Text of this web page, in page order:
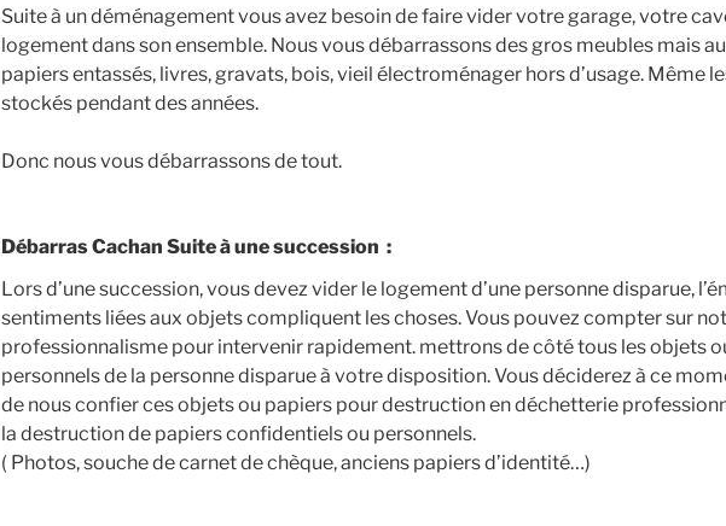
Suite à un déménagement vous avez besoin de faire vider votre garage, votre
logement dans son ensemble. Nous vous débarrassons des gros meubles mais
papiers entassés, livres, gravats, bois, vieil électroménager hors d’usage. Même
stockés pendant des années.
Donc nous vous débarrassons de tout.
Débarras Cachan Suite à une succession :
Lors d’une succession, vous devez vider le logement d’une personne disparue,
sentiments liées aux objets compliquent les choses. Vous pouvez compter sur
professionnalisme pour intervenir rapidement. mettrons de côté tous les objets
personnels de la personne disparue à votre disposition. Vous déciderez à ce
de nous confier ces objets ou papiers pour destruction en déchetterie
la destruction de papiers confidentiels ou personnels.
( Photos, souche de carnet de chèque, anciens papiers d’identité…)